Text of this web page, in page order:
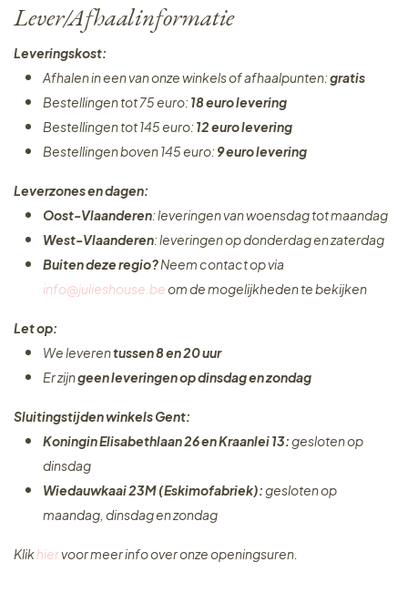
Lever/Afhaalinformatie
Leveringskost:
Afhalen in een van onze winkels of afhaalpunten:gratis
Bestellingen tot 75 euro: 18 euro levering
Bestellingen tot 145 euro: 12 euro levering
Bestellingen boven 145 euro: 9 euro levering
Leverzones en dagen:
Oost-Vlaanderen: leveringen van woensdag tot maandag
West-Vlaanderen: leveringen op donderdag en zaterdag
Buiten deze regio?Neem contact op via
info@julieshouse.beom de mogelijkheden te bekijken
Let op:
We leverentussen 8 en 20 uur
Er zijngeen leveringenop dinsdag en zondag
Sluitingstijden winkels Gent:
Koningin Elisabethlaan 26 en Kraanlei 13:gesloten op
dinsdag
Wiedauwkaai 23M (Eskimofabriek):gesloten op
maandag, dinsdag en zondag
Klikhiervoor meer info over onze openingsuren.